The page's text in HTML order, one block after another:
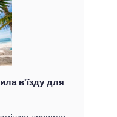
в'їзду для